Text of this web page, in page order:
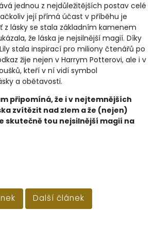
jednou z nejdůležitějších postav celé
její přímá účast v příběhu je
z lásky se stala základním kamenem
že láska je nejsilnější magií. Díky
stala inspirací pro miliony čtenářů po
žije nejen v Harrym Potterovi, ale i v
kteří v ní vidí symbol
a obětavosti.
připomíná, že i v nejtemnějších
zvítězit nad zlem a že (nejen)
skutečně tou nejsilnější magií na
Další článek